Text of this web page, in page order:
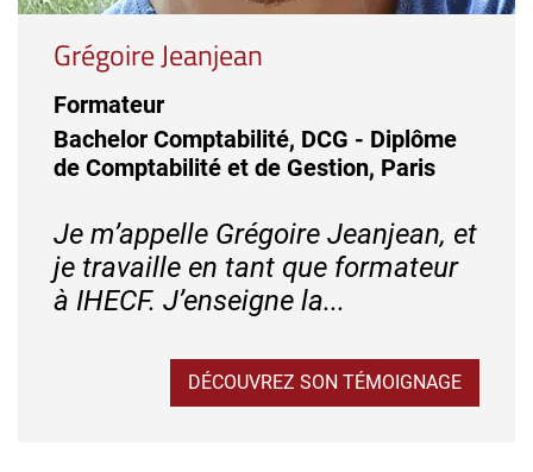
Grégoire Jeanjean
Formateur
Bachelor Comptabilité, DCG - Diplôme
de Comptabilité et de Gestion, Paris
Je m’appelle Grégoire Jeanjean, et
je travaille en tant que formateur
à IHECF. J’enseigne la...
DÉCOUVREZ SON TÉMOIGNAGE